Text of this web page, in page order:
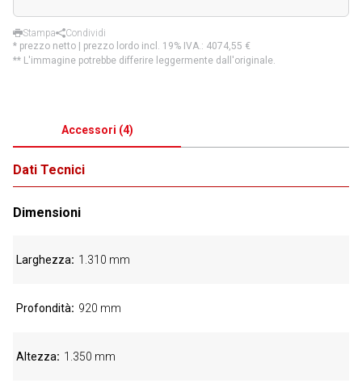
Stampa
Condividi
* prezzo netto | prezzo lordo incl. 19% IVA.: 4074,55 €
** L'immagine potrebbe differire leggermente dall'originale.
Accessori (4)
Dati Tecnici
Dimensioni
Larghezza 1.310 mm
Profondità 920 mm
Altezza 1.350 mm